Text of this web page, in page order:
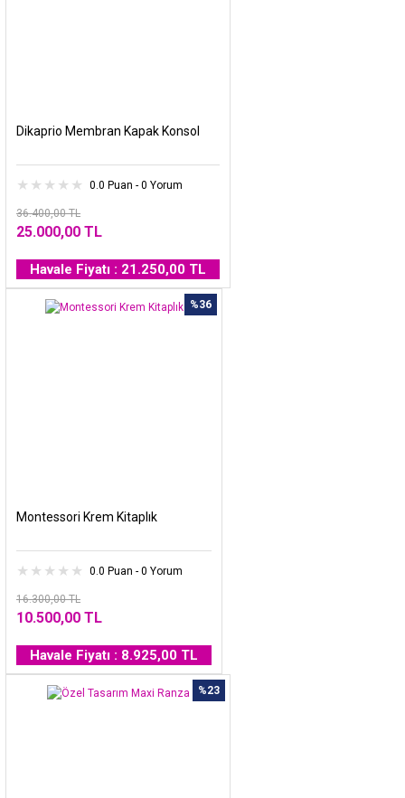
Dikaprio Membran Kapak Konsol
0.0 Puan - 0 Yorum
36.400,00 TL
25.000,00 TL
Havale Fiyatı : 21.250,00 TL
%36
Montessori Krem Kitaplık
0.0 Puan - 0 Yorum
16.300,00 TL
10.500,00 TL
Havale Fiyatı : 8.925,00 TL
%23